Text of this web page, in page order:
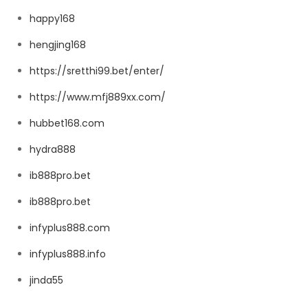
happy168
hengjing168
https://sretthi99.bet/enter/
https://www.mfj889xx.com/
hubbet168.com
hydra888
ib888pro.bet
ib888pro.bet
infyplus888.com
infyplus888.info
jinda55